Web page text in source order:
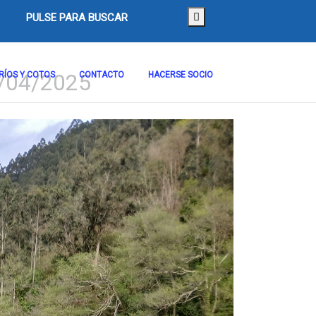
PULSE PARA BUSCAR
RÍOS Y COTOS CONTACTO HACERSE SOCIO
04/2025